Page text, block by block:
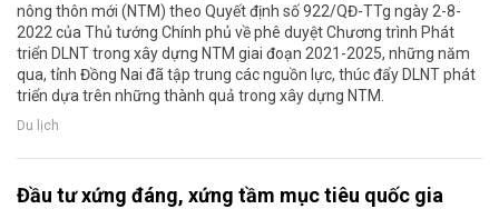
nông thôn mới (NTM) theo Quyết định số 922/QĐ-TTg ngày 2-8-
2022 của Thủ tướng Chính phủ về phê duyệt Chương trình Phát
triển DLNT trong xây dựng NTM giai đoạn 2021-2025, những năm
qua, tỉnh Đồng Nai đã tập trung các nguồn lực, thúc đẩy DLNT phát
triển dựa trên những thành quả trong xây dựng NTM.
Du lịch
Đầu tư xứng đáng, xứng tầm mục tiêu quốc gia